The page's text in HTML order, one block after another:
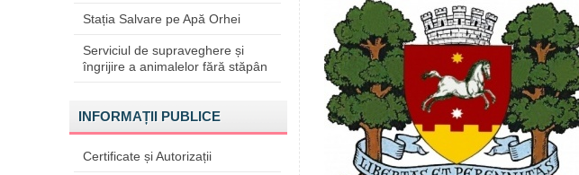
Stația Salvare pe Apă Orhei
Serviciul de supraveghere și
îngrijire a animalelor fără stăpân
INFORMAȚII PUBLICE
Certificate și Autorizații